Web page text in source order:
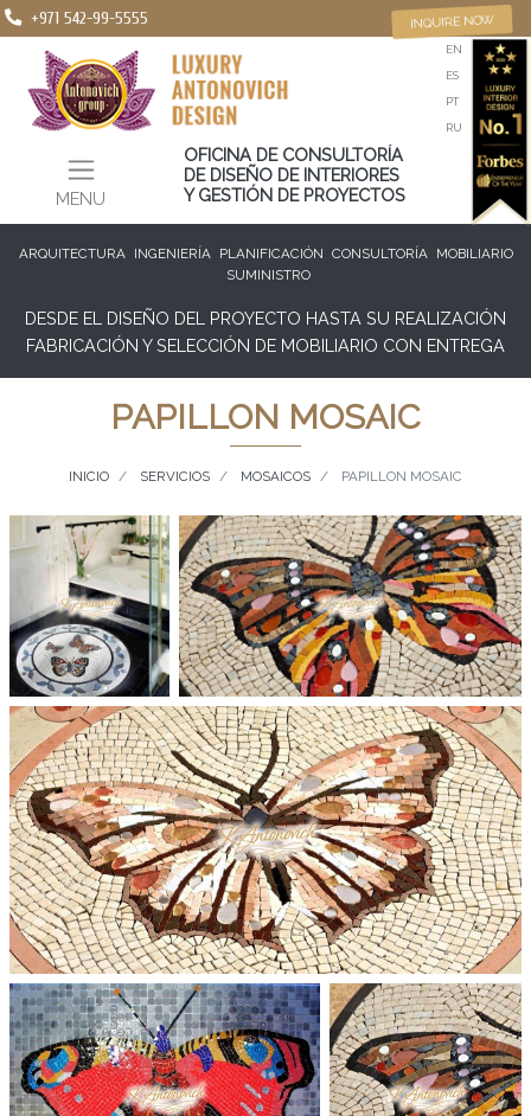
+971 542-99-5555
MENU
EN
ES
PT
RU
OFICINA DE CONSULTORÍA
DE DISEÑO DE INTERIORES
Y GESTIÓN DE PROYECTOS
INQUIRE NOW
ARQUITECTURA INGENIERÍA PLANIFICACIÓN CONSULTORÍA
MOBILIARIO
SUMINISTRO
DESDE EL DISEÑO DEL PROYECTO HASTA SU REALIZACIÓN
FABRICACIÓN Y SELECCIÓN DE MOBILIARIO CON ENTREGA
PAPILLON MOSAIC
INICIO SERVICIOS MOSAICOS PAPILLON MOSAIC